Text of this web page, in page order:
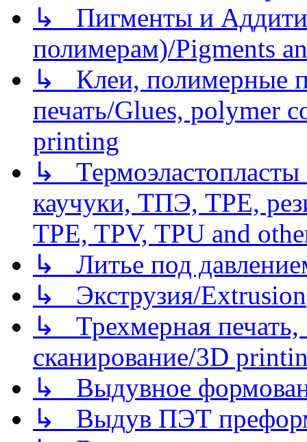
↳ Пигменты и
полимерам)/Pigments
↳ Клеи, полимерные
печать/Glues, polymer
printing
↳
каучуки, ТПЭ, TPE,
TPE, TPV, TPU and
↳ Литье под
↳ Экструзия/Extrusion
↳ Трехмерная
сканирование/3D
↳ Выдувное
↳ Выдув ПЭТ